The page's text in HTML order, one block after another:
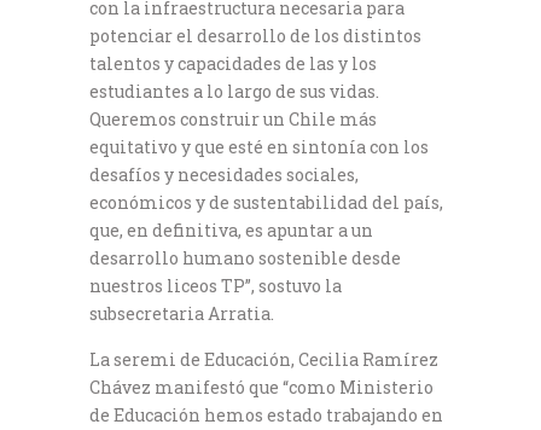
con la infraestructura necesaria para
potenciar el desarrollo de los distintos
talentos y capacidades de las y los
estudiantes a lo largo de sus vidas.
Queremos construir un Chile más
equitativo y que esté en sintonía con los
desafíos y necesidades sociales,
económicos y de sustentabilidad del país,
que, en definitiva, es apuntar a un
desarrollo humano sostenible desde
nuestros liceos TP”, sostuvo la
subsecretaria Arratia.
La seremi de Educación, Cecilia Ramírez
Chávez manifestó que “como Ministerio
de Educación hemos estado trabajando en